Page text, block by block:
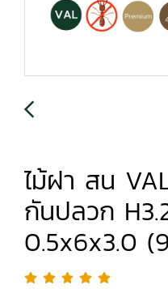
ไม้ฝา สน
กันปลวก
0.5x6x3.0